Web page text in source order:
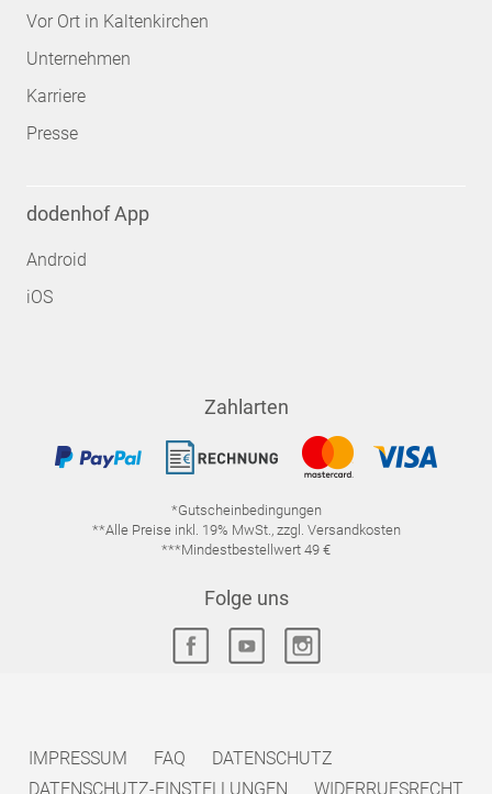
Vor Ort in Kaltenkirchen
Unternehmen
Karriere
Presse
dodenhof App
Android
iOS
Zahlarten
*Gutscheinbedingungen
**Alle Preise inkl. 19% MwSt., zzgl. Versandkosten
***Mindestbestellwert 49 €
Folge uns
IMPRESSUM FAQ
DATENSCHUTZ
DATENSCHUTZ-EINSTELLUNGEN
WIDERRUFSRECHT